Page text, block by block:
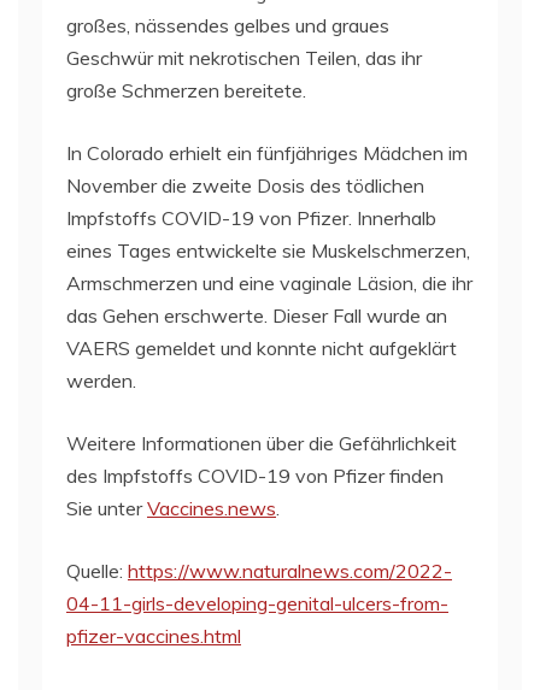
großes, nässendes gelbes und graues
Geschwür mit nekrotischen Teilen, das ihr
große Schmerzen bereitete.
In Colorado erhielt ein fünfjähriges Mädchen im
November die zweite Dosis des tödlichen
Impfstoffs COVID-19 von Pfizer. Innerhalb
eines Tages entwickelte sie Muskelschmerzen,
Armschmerzen und eine vaginale Läsion, die ihr
das Gehen erschwerte. Dieser Fall wurde an
VAERS gemeldet und konnte nicht aufgeklärt
werden.
Weitere Informationen über die Gefährlichkeit
des Impfstoffs COVID-19 von Pfizer finden
Sie unterVaccines.news
Quelle: https://www.naturalnews.com/2022-
04-11-girls-developing-genital-ulcers-from-
pfizer-vaccines.html